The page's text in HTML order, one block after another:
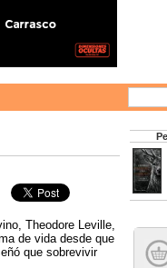
Theodore Leville,
de vida desde que
que sobrevivir